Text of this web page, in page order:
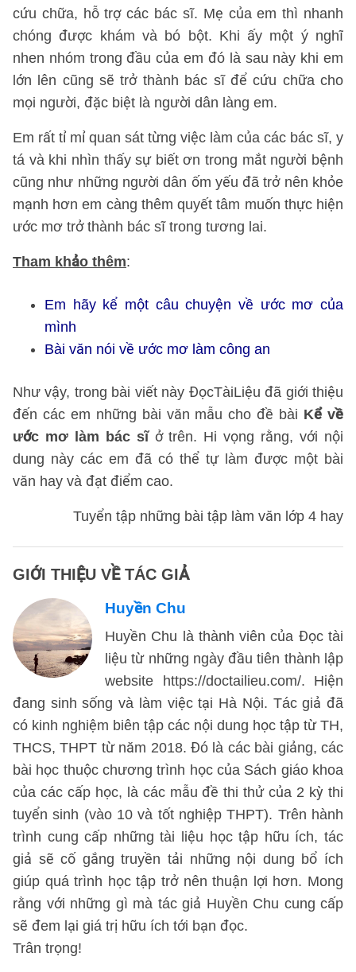
cứu chữa, hỗ trợ các bác sĩ. Mẹ của em thì nhanh
chóng được khám và bó bột. Khi ấy một ý nghĩ
nhen nhóm trong đầu của em đó là sau này khi em
lớn lên cũng sẽ trở thành bác sĩ để cứu chữa cho
mọi người, đặc biệt là người dân làng em.
Em rất tỉ mỉ quan sát từng việc làm của các bác sĩ, y
tá và khi nhìn thấy sự biết ơn trong mắt người bệnh
cũng như những người dân ốm yếu đã trở nên khỏe
mạnh hơn em càng thêm quyết tâm muốn thực hiện
ước mơ trở thành bác sĩ trong tương lai.
Tham khảo thêm:
Em hãy kể một câu chuyện về ước mơ của
mình
Bài văn nói về ước mơ làm công an
Như vậy, trong bài viết này ĐọcTàiLiệu đã giới thiệu
đến các em những bài văn mẫu cho đề bài Kể về
ước mơ làm bác sĩ ở trên. Hi vọng rằng, với nội
dung này các em đã có thể tự làm được một bài
văn hay và đạt điểm cao.
Tuyển tập những bài tập làm văn lớp 4 hay
GIỚI THIỆU VỀ TÁC GIẢ
Huyền Chu
Huyền Chu là thành viên của Đọc tài
liệu từ những ngày đầu tiên thành lập
website https://doctailieu.com/. Hiện
đang sinh sống và làm việc tại Hà Nội. Tác giả đã
có kinh nghiệm biên tập các nội dung học tập từ TH,
THCS, THPT từ năm 2018. Đó là các bài giảng, các
bài học thuộc chương trình học của Sách giáo khoa
của các cấp học, là các mẫu đề thi thử của 2 kỳ thi
tuyển sinh (vào 10 và tốt nghiệp THPT). Trên hành
trình cung cấp những tài liệu học tập hữu ích, tác
giả sẽ cố gắng truyền tải những nội dung bổ ích
giúp quá trình học tập trở nên thuận lợi hơn. Mong
rằng với những gì mà tác giả Huyền Chu cung cấp
sẽ đem lại giá trị hữu ích tới bạn đọc.
Trân trọng!